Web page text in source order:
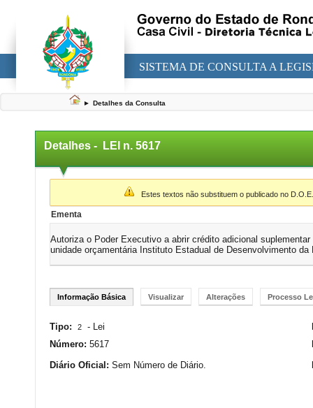
SISTEMA DE CONSULTA A
► Detalhes da Consulta
Detalhes - LEI n. 5617
▼
Estes textos não substituem o publicado no
Ementa
Autoriza o Poder Executivo a abrir crédito adicional
unidade orçamentária Instituto Estadual de Desenvolvimento
Informação Básica Visualizar Alterações Processo
Tipo: 2 - Lei
Número: 5617
Diário Oficial: Sem Número de Diário.